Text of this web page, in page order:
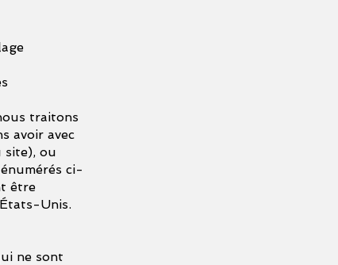
traitons
avoir avec
site), ou
ci-
être
Unis.
ne sont